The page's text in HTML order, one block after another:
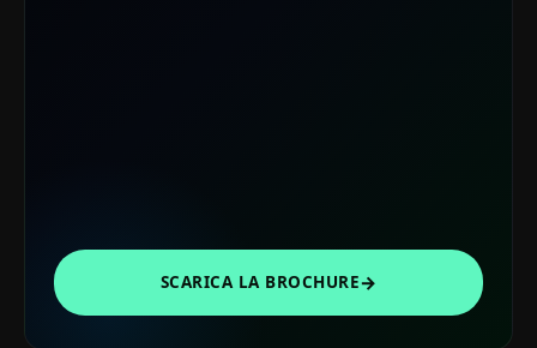
SCARICA LA BROCHURE→